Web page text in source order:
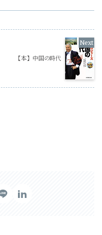
【本】中国の時代